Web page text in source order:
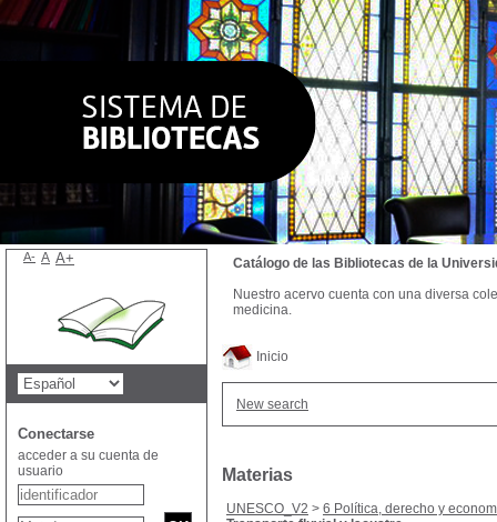
Inicio
New search
Materias
UNESCO_V2 > 6 Política, derecho y
Catálogo de las Bibliotecas de la
Nuestro acervo cuenta con una diversa
medicina.
A- A A+
Conectarse
acceder a su cuenta de
usuario